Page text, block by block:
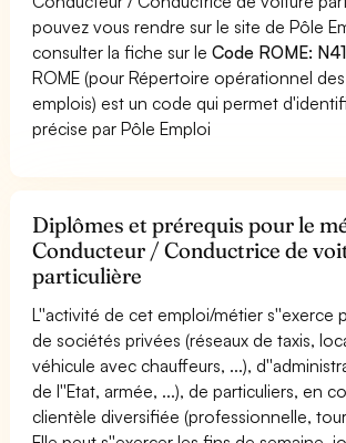
pouvez vous rendre sur le site de Pôle
consulter la fiche sur leCode ROME:
ROME (pour Répertoire opérationnel
emplois) est un code qui permet
précise par Pôle Emploi
Diplômes et prérequis pour le
Conducteur / Conductrice de
particulière
L''activité de cet emploi/métier s''exerce
de sociétés privées (réseaux de taxis,
véhicule avec chauffeurs, ...),
de l''Etat, armée, ...), de particuliers, en
clientèle diversifiée (professionnelle,